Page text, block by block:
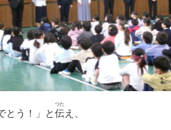
とう！」と伝
つた
え、